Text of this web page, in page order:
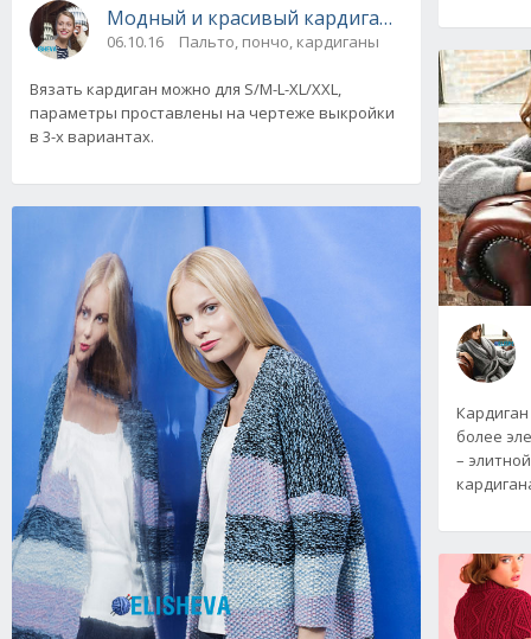
Модный и красивый кардиган с объемными
06.10.16 Пальто, пончо, кардиганы
Вязать кардиган можно для S/M-L-XL/XXL,
параметры проставлены на чертеже выкройки
в 3-х вариантах.
более
–